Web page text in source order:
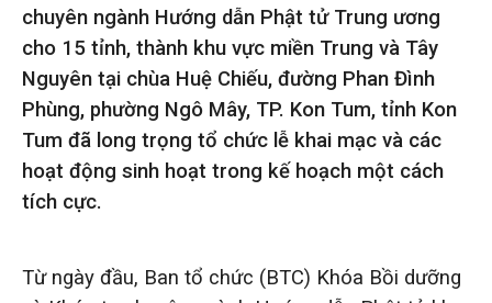
chuyên ngành Hướng dẫn Phật tử Trung ương
cho 15 tỉnh, thành khu vực miền Trung và Tây
Nguyên tại chùa Huệ Chiếu, đường Phan Đình
Phùng, phường Ngô Mây, TP. Kon Tum, tỉnh Kon
Tum đã long trọng tổ chức lễ khai mạc và các
hoạt động sinh hoạt trong kế hoạch một cách
tích cực.
Từ ngày đầu, Ban tổ chức (BTC) Khóa Bồi dưỡng